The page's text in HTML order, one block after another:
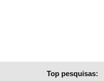
Top pesquisas: